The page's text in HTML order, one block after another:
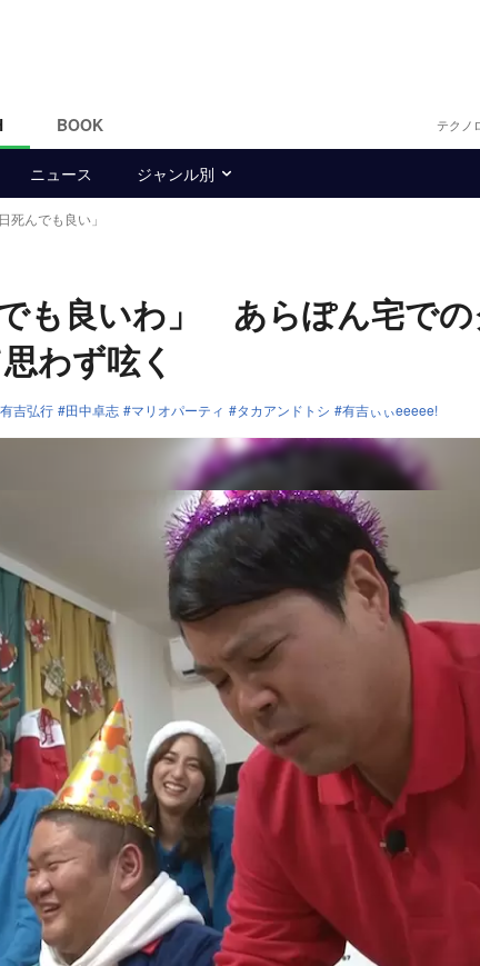
BOOK テクノ
ニュース ジャンル別
死んでも良い」
も良いわ」 あらぽん宅で
わず呟く
有吉弘行 田中卓志 マリオパーティ タカアンドトシ 有吉ぃぃeeeee!